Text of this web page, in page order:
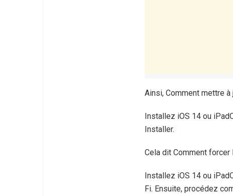
Ainsi, Comment mettre à
Installez iOS 14 ou
Installer.
Cela dit Comment forcer
Installez iOS 14 ou
Fi. Ensuite, procédez